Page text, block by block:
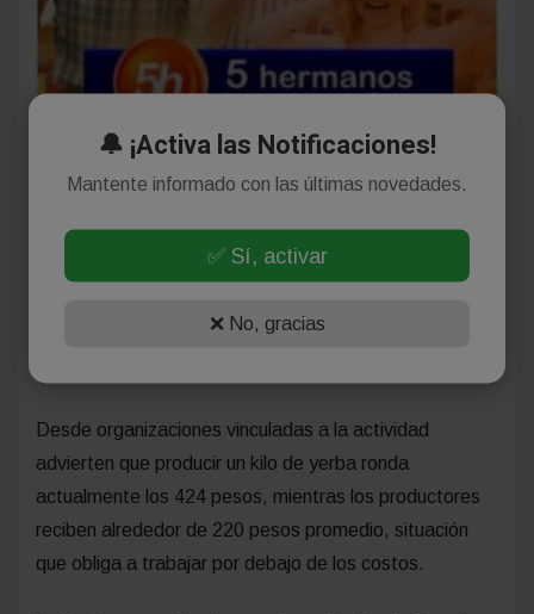
“El instituto quedó prácticamente sin herramientas.
crisis, como algunos sostienen, porque nosotros
Desde organizaciones vinculadas a la actividad
advierten que producir un kilo de yerba ronda
actualmente los 424 pesos, mientras los productores
reciben alrededor de 220 pesos promedio, situación
que obliga a trabajar por debajo de los costos.
🔔 ¡Activa las Notificaciones!
Mantente informado con las últimas novedades.
✅ Sí, activar
❌ No, gracias